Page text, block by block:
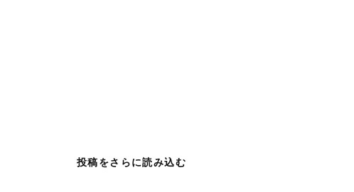
投稿をさらに読み込む